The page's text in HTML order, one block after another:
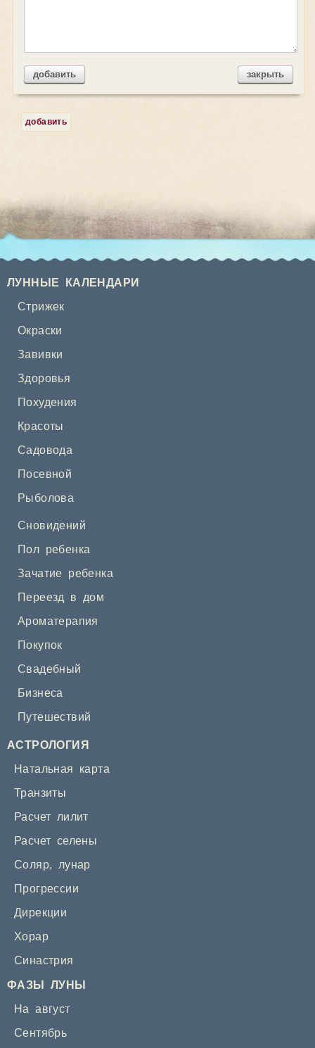
добавить закрыть
добавить
ЛУННЫЕ КАЛЕНДАРИ
Стрижек
Окраски
Завивки
Здоровья
Похудения
Красоты
Садовода
Посевной
Рыболова
Сновидений
Пол ребенка
Зачатие ребенка
Переезд в дом
Ароматерапия
Покупок
Свадебный
Бизнеса
Путешествий
АСТРОЛОГИЯ
Натальная карта
Транзиты
Расчет лилит
Расчет селены
Соляр, лунар
Прогрессии
Дирекции
Хорар
Синастрия
ФАЗЫ ЛУНЫ
На август
Сентябрь